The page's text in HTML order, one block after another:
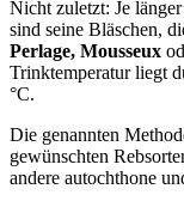
Nicht zuletzt: Je
sind seine Bläschen,
Perlage, Mousseux
Trinktemperatur liegt
°C.
Die genannten
gewünschten
andere autochthone